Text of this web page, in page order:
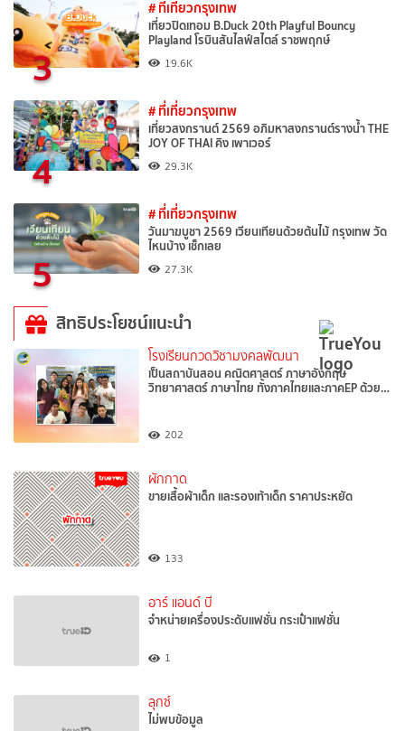
3
# ที่เที่ยวกรุงเทพ
เที่ยวปิดเทอม B.Duck 20th Playful Bouncy
Playland โรบินสันไลฟ์สไตล์ ราชพฤกษ์
19.6K
4
# ที่เที่ยวกรุงเทพ
เที่ยวสงกรานต์ 2569 อภิมหาสงกรานต์รางน้ำ THE
JOY OF THAI คิง เพาเวอร์
29.3K
5
# ที่เที่ยวกรุงเทพ
วันมาฆบูชา 2569 เวียนเทียนด้วยต้นไม้ กรุงเทพ วัด
ไหนบ้าง เช็กเลย
27.3K
สิทธิประโยชน์แนะนำ
โรงเรียนกวดวิชามงคลพัฒนา
เป็นสถาบันสอน คณิตศาสตร์ ภาษาอังกฤษ
วิทยาศาสตร์ ภาษาไทย ทั้งภาคไทยและภาคEP ด้วย…
202
ผักกาด
ขายเสื้อผ้าเด็ก และรองเท้าเด็ก ราคาประหยัด
133
อาร์ แอนด์ บี
จำหน่ายเครื่องประดับแฟชั่น กระเป๋าแฟชั่น
1
ลุกซ์
ไม่พบข้อมูล